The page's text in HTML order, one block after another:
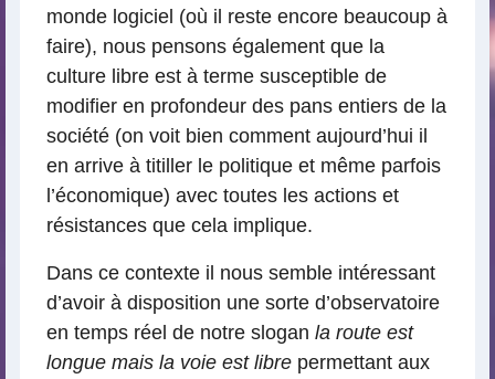
monde logiciel (où il reste encore beaucoup à
faire), nous pensons également que la
culture libre est à terme susceptible de
modifier en profondeur des pans entiers de la
société (on voit bien comment aujourd’hui il
en arrive à titiller le politique et même parfois
l’économique) avec toutes les actions et
résistances que cela implique.
Dans ce contexte il nous semble intéressant
d’avoir à disposition une sorte d’observatoire
en temps réel de notre slogan la route est
longue mais la voie est libre permettant aux